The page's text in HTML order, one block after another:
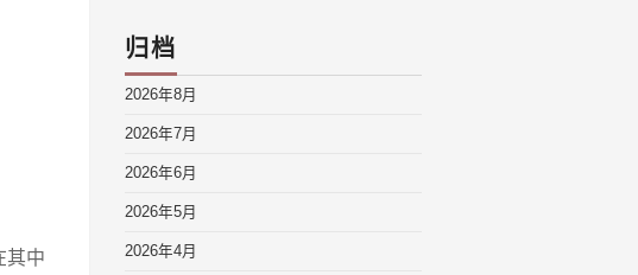
其中
归档
2026年8月
2026年7月
2026年6月
2026年5月
2026年4月